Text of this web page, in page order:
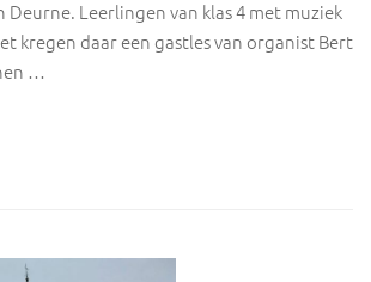
Leerlingen van klas 4 met muziek
kregen daar een gastles van organist Bert
…